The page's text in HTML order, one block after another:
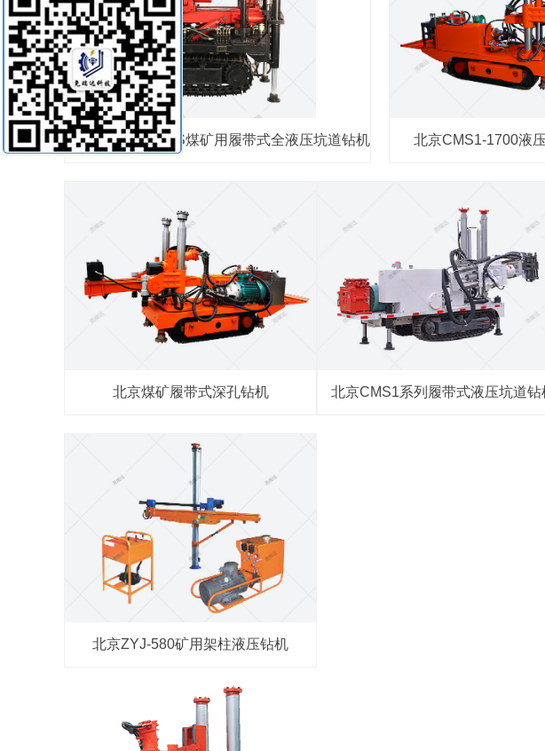
北京ZDY-4500LPS煤矿用履带式全液压坑道钻机 北京CMS1-1700液
北京煤矿履带式深孔钻机 北京CMS1系列履带式液压坑道钻
北京ZYJ-580矿用架柱液压钻机